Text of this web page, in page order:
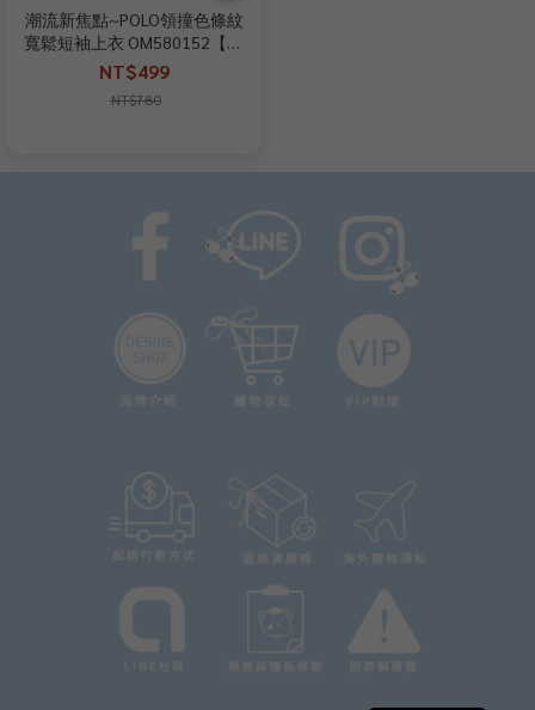
潮流新焦點~POLO領撞色條紋
寬鬆短袖上衣 OM580152【現
貨】
NT$499
NT$780